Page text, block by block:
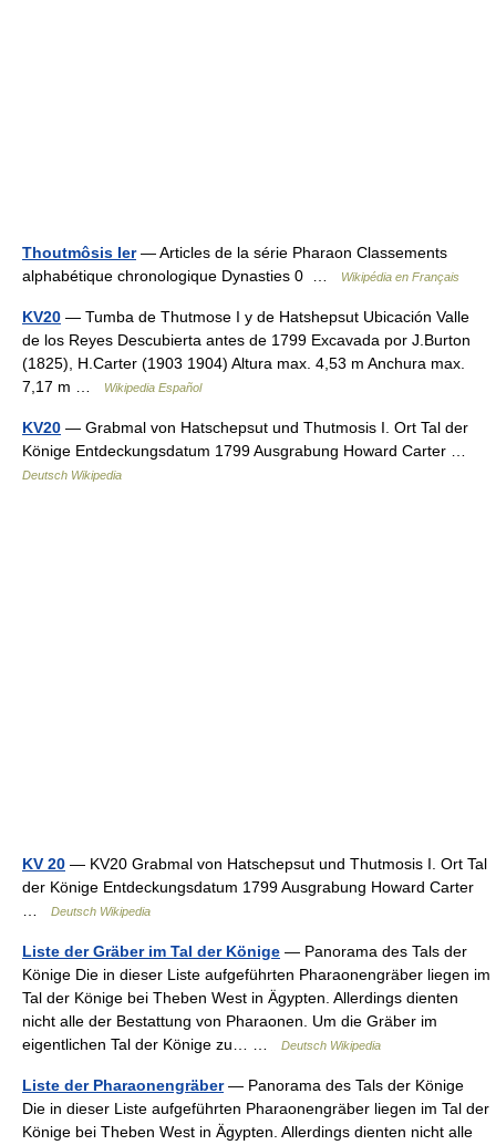
Thoutmôsis Ier— Articles de la série Pharaon Classements
alphabétique chronologique Dynasties 0 …
Wikipédia en Français
KV20 — Tumba de Thutmose I y de Hatshepsut Ubicación Valle
de los Reyes Descubierta antes de 1799 Excavada por J.Burton
(1825), H.Carter (1903 1904) Altura max. 4,53 m Anchura max.
7,17 m …
Wikipedia Español
KV20 — Grabmal von Hatschepsut und Thutmosis I. Ort Tal der
Könige Entdeckungsdatum 1799 Ausgrabung Howard Carter …
Deutsch Wikipedia
KV 20 — KV20 Grabmal von Hatschepsut und Thutmosis I. Ort Tal
der Könige Entdeckungsdatum 1799 Ausgrabung Howard Carter
Deutsch Wikipedia
Liste der Gräber im Tal der Könige — Panorama des Tals der
Könige Die in dieser Liste aufgeführten Pharaonengräber liegen im
Tal der Könige bei Theben West in Ägypten. Allerdings dienten
nicht alle der Bestattung von Pharaonen. Um die Gräber im
eigentlichen Tal der Könige zu… …
Deutsch Wikipedia
Liste der Pharaonengräber— Panorama des Tals der Könige
Die in dieser Liste aufgeführten Pharaonengräber liegen im Tal der
Könige bei Theben West in Ägypten. Allerdings dienten nicht alle